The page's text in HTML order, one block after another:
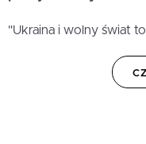
"Ukraina i wolny świat